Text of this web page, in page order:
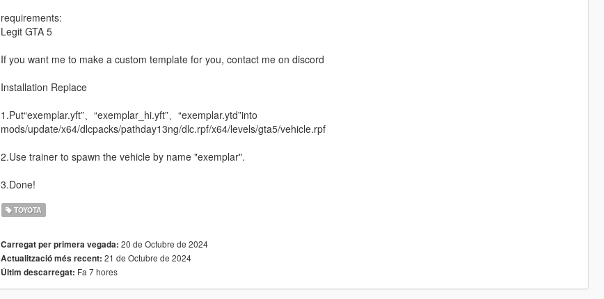
requirements:
Legit GTA 5
If you want me to make a custom template for you, contact me on discord
Installation Replace
1.Put“exemplar.yft”、“exemplar_hi.yft”、“exemplar.ytd”into
mods/update/x64/dlcpacks/pathday13ng/dlc.rpf/x64/levels/gta5/vehicle.rpf
2.Use trainer to spawn the vehicle by name "exemplar".
3.Done!
TOYOTA
Carregat per primera vegada: 20 de Octubre de 2024
Actualització més recent: 21 de Octubre de 2024
Últim descarregat: Fa 7 hores